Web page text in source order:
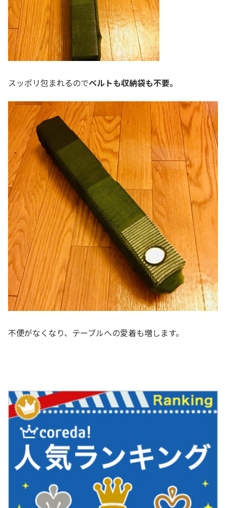
スッポリ包まれるのでベルトも収納袋も不要。
不便がなくなり、テーブルへの愛着も増します。